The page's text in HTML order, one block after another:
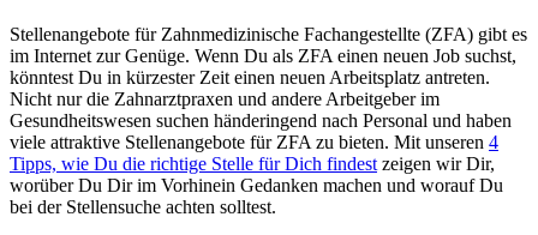
Stellenangebote für Zahnmedizinische Fachangestellte (ZFA) gibt es
im Internet zur Genüge. Wenn Du als ZFA einen neuen Job suchst,
könntest Du in kürzester Zeit einen neuen Arbeitsplatz antreten.
Nicht nur die Zahnarztpraxen und andere Arbeitgeber im
Gesundheitswesen suchen händeringend nach Personal und haben
viele attraktive Stellenangebote für ZFA zu bieten. Mit unseren 4
Tipps, wie Du die richtige Stelle für Dich findest zeigen wir Dir,
worüber Du Dir im Vorhinein Gedanken machen und worauf Du
bei der Stellensuche achten solltest.